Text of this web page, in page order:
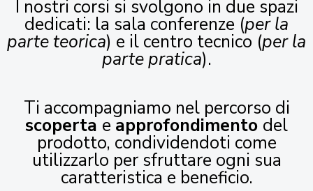
I nostri corsi si svolgono in due spazi
dedicati: la sala conferenze (per la
parte teorica) e il centro tecnico (per la
parte pratica).
Ti accompagniamo nel percorso di
scoperta e approfondimento del
prodotto, condividendoti come
utilizzarlo per sfruttare ogni sua
caratteristica e beneficio.